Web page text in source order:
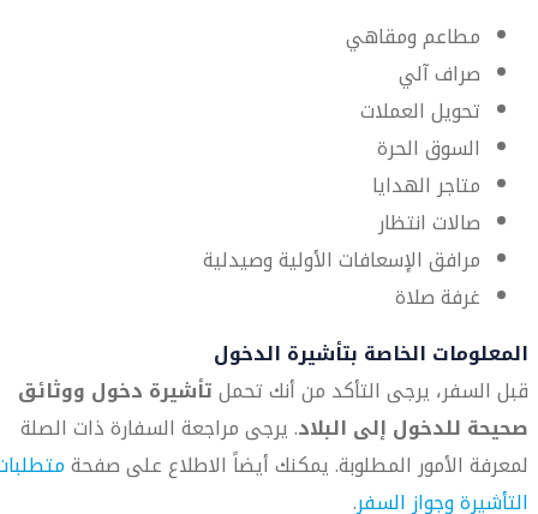
مطاعم ومقاهي
صراف آلي
تحويل العملات
السوق الحرة
متاجر الهدايا
صالات انتظار
مرافق الإسعافات الأولية وصيدلية
غرفة صلاة
المعلومات الخاصة بتأشيرة الدخول
قبل السفر، يرجى التأكد من أنك تحملتأشيرة دخول ووثائق
صحيحة للدخول إلى البلاد. يرجى مراجعة السفارة ذات الصلة
لمعرفة الأمور المطلوبة. يمكنك أيضاً الاطلاع على صفحة
التأشيرة وجواز السفر.